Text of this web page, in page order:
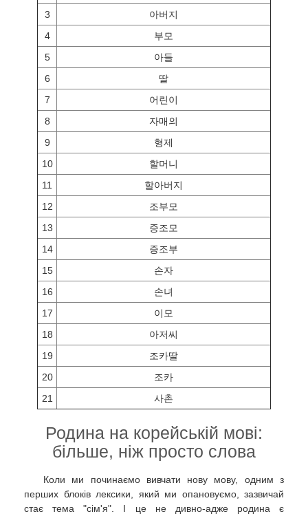
3
아버지
4
부모
5
아들
6
딸
7
어린이
8
자매의
9
형제
10
할머니
11
할아버지
12
조부모
13
증조모
14
증조부
15
손자
16
손녀
17
이모
18
아저씨
19
조카딸
20
조카
21
사촌
Родина на корейській мові:
більше, ніж просто слова
Коли ми починаємо вивчати нову мову, одним з
перших блоків лексики, який ми опановуємо, зазвичай
стає тема "сім'я". І це не дивно-адже родина є